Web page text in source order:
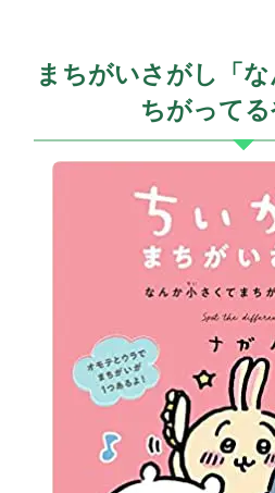
まちがいさがし「
ちがってる